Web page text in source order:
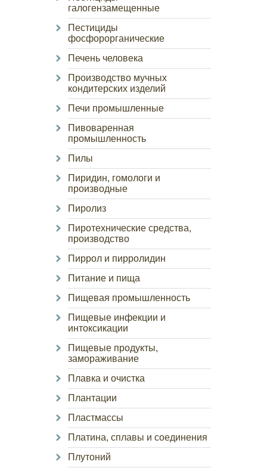
галогензамещенные
Пестициды
фосфорорганические
Печень человека
Производство мучных
кондитерских изделий
Печи промышленные
Пивоваренная
промышленность
Пилы
Пиридин, гомологи и
производные
Пиролиз
Пиротехнические средства,
производство
Пиррол и пирролидин
Питание и пища
Пищевая промышленность
Пищевые инфекции и
интоксикации
Пищевые продукты,
замораживание
Плавка и очистка
Плантации
Пластмассы
Платина, сплавы и соединения
Плутоний